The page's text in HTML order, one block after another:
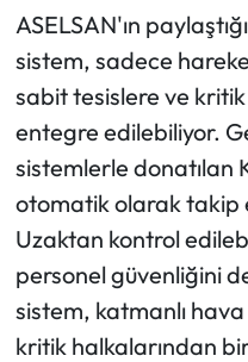
ASELSAN'ın
sistem, sadece
sabit tesislere ve
entegre edilebiliyor.
sistemlerle donatılan
otomatik olarak takip
Uzaktan kontrol
personel güvenliğini
sistem, katmanlı
kritik halkalarından